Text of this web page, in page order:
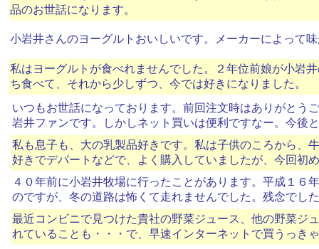
品のお世話になります。
小岩井さんのヨーグルトおいしいです。メーカーによって
私はヨーグルトが食べれませんでした。２年位前娘が小岩
ち食べて、それから少しずつ、今では好きになりました。
いつもお世話になっております。前回注文時はありがとう
岩井ファンです。しかしネット買いは便利ですなー。今後
私も息子も、大の乳製品好きです。私は子供のころから、
好きでデパートなどで、よく購入していましたが、今回初
４０年前に小岩井牧場に行ったことがあります。平成１６
のですが、冬の道路は怖くて走れませんでした。残念でし
最近コンビニで見つけた貴社の野菜ジュース、他の野菜ジ
れていることも・・・で、早速インターネットで買うっき